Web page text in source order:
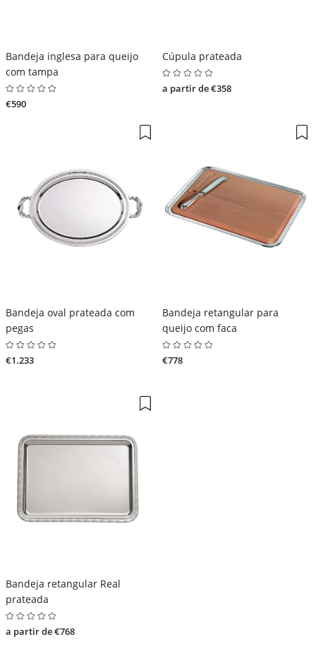
Bandeja inglesa para queijo
com tampa
€590
Cúpula prateada
a partir de €358
Bandeja oval prateada com
pegas
€1.233
Bandeja retangular para
queijo com faca
€778
Bandeja retangular Real
prateada
a partir de €768